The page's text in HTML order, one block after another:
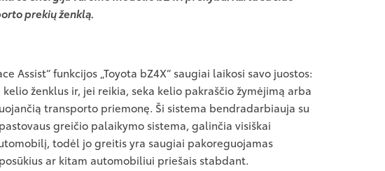
prekių ženklą.
Assist“ funkcijos „Toyota bZ4X“ saugiai laikosi savo juostos:
ženklus ir, jei reikia, seka kelio pakraščio žymėjimą arba
transporto priemonę. Ši sistema bendradarbiauja su
greičio palaikymo sistema, galinčia visiškai
todėl jo greitis yra saugiai pakoreguojamas
ar kitam automobiliui priešais stabdant.